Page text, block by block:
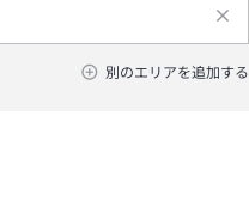
別のエリアを追加する